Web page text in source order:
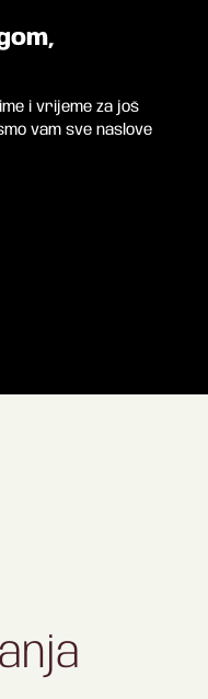
i vrijeme za još
vam sve naslove